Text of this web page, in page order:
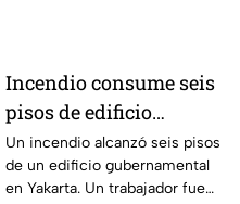
Incendio consume seis
pisos de edificio
gubernamental en
Yakarta
Un incendio alcanzó seis pisos
de un edificio gubernamental
en Yakarta. Un trabajador fue